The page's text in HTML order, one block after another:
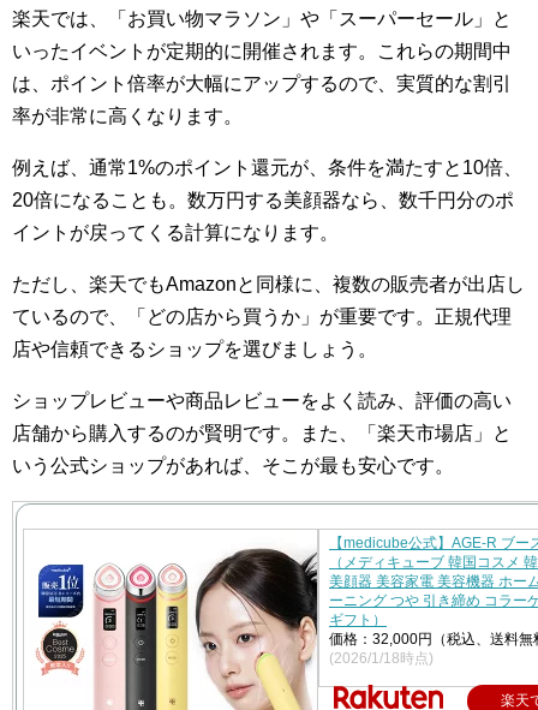
楽天では、「お買い物マラソン」や「スーパーセール」と
いったイベントが定期的に開催されます。これらの期間中
は、ポイント倍率が大幅にアップするので、実質的な割引
率が非常に高くなります。
例えば、通常1%のポイント還元が、条件を満たすと10倍、
20倍になることも。数万円する美顔器なら、数千円分のポ
イントが戻ってくる計算になります。
ただし、楽天でもAmazonと同様に、複数の販売者が出店し
ているので、「どの店から買うか」が重要です。正規代理
店や信頼できるショップを選びましょう。
ショップレビューや商品レビューをよく読み、評価の高い
店舗から購入するのが賢明です。また、「楽天市場店」と
いう公式ショップがあれば、そこが最も安心です。
【medicube公式】AGE-R ブー
（メディキューブ 韓国コスメ
美顔器 美容家電 美容機器 ホー
ーニング つや 引き締め コラー
ギフト）
価格：32,000円（税込、送料無
(2026/1/18時点)
楽天